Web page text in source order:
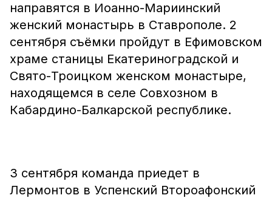
направятся в Иоанно-Мариинский
женский монастырь в Ставрополе. 2
сентября съёмки пройдут в Ефимовском
храме станицы Екатериноградской и
Свято-Троицком женском монастыре,
находящемся в селе Совхозном в
Кабардино-Балкарской республике.
3 сентября команда приедет в
Лермонтов в Успенский Второафонский